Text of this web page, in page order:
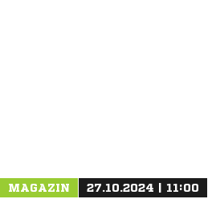
MAGAZIN 27.10.2024 | 11:00